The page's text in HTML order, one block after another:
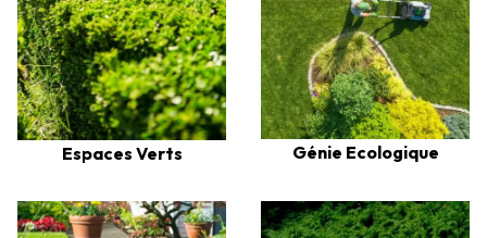
Espaces Verts Génie Ecologique